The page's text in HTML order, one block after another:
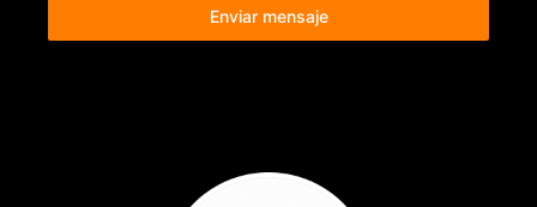
Enviar mensaje